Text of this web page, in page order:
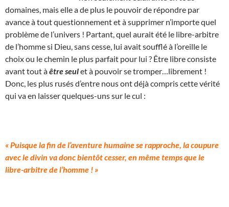
domaines, mais elle a de plus le pouvoir de répondre par
avance à tout questionnement et à supprimer n’importe quel
problème de l’univers ! Partant, quel aurait été le libre-arbitre
de l’homme si Dieu, sans cesse, lui avait soufflé à l’oreille le
choix ou le chemin le plus parfait pour lui ? Être libre consiste
avant tout àêtre seulet à pouvoir se tromper…librement !
Donc, les plus rusés d’entre nous ont déjà compris cette vérité
qui va en laisser quelques-uns sur le cul :
« Puisque la fin de l’aventure humaine se rapproche, la coupure
avec le divin va donc bientôt cesser, en même temps que le
libre-arbitre de l’homme ! »